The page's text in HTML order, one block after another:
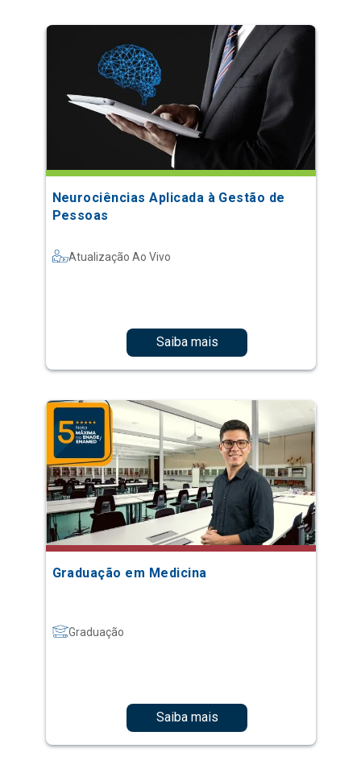
Neurociências Aplicada à Gestão de
Pessoas
Atualização Ao Vivo
Saiba mais
Graduação em Medicina
Graduação
Saiba mais